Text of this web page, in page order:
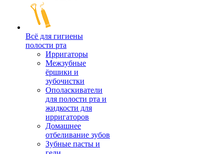
Всё для гигиены
полости рта
Ирригаторы
Межзубные
ёршики и
зубочистки
Ополаскиватели
для полости рта и
жидкости для
ирригаторов
Домашнее
отбеливание зубов
Зубные пасты и